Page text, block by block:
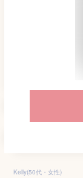
Kelly(50代・女性)